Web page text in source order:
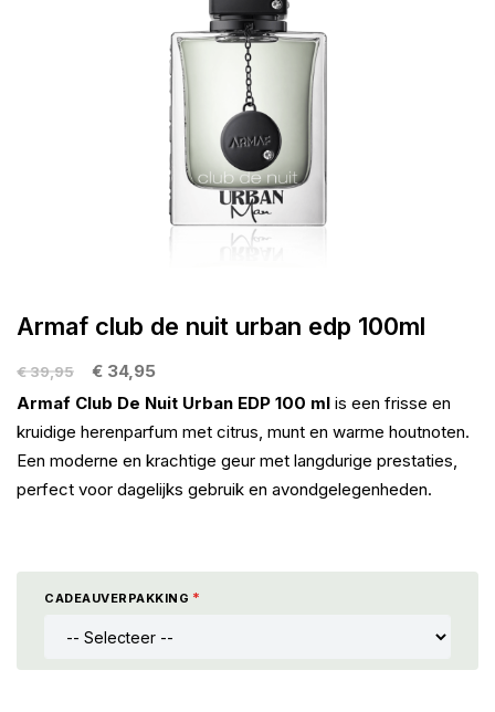
het
begin
van
de
afbeeldingen-
gallerij
Armaf club de nuit urban edp 100ml
€ 34,95
€ 39,95
Armaf Club De Nuit Urban EDP 100 ml is een frisse en
kruidige herenparfum met citrus, munt en warme houtnoten.
Een moderne en krachtige geur met langdurige prestaties,
perfect voor dagelijks gebruik en avondgelegenheden.
CADEAUVERPAKKING